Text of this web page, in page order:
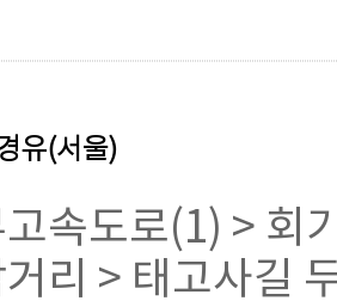
유(서울)
속도로(1) > 회
리 > 태고사길